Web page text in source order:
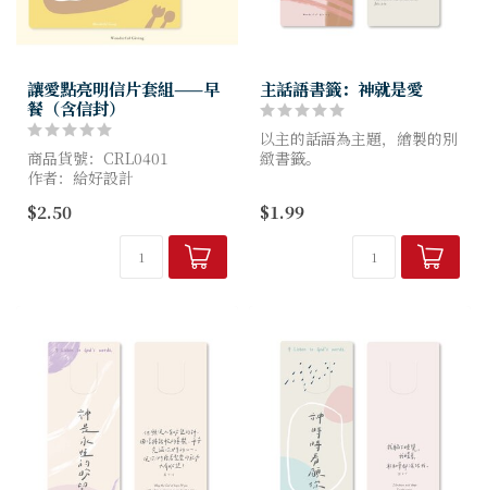
讓愛點亮明信片套組——早
餐（含信封）
商品貨號：CRL0401
作者：給好設計
$2.50
主話語書籤：神就是愛
以主的話語為主題，繪製的別
緻書籤。
尺寸：55x140mm
$1.99